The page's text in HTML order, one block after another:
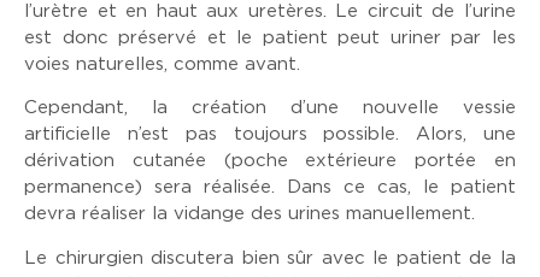
l’urètre et en haut aux uretères. Le circuit de l’urine
est donc préservé et le patient peut uriner par les
voies naturelles, comme avant.
Cependant, la création d’une nouvelle vessie
artificielle n’est pas toujours possible. Alors, une
dérivation cutanée (poche extérieure portée en
permanence) sera réalisée. Dans ce cas, le patient
devra réaliser la vidange des urines manuellement.
Le chirurgien discutera bien sûr avec le patient de la